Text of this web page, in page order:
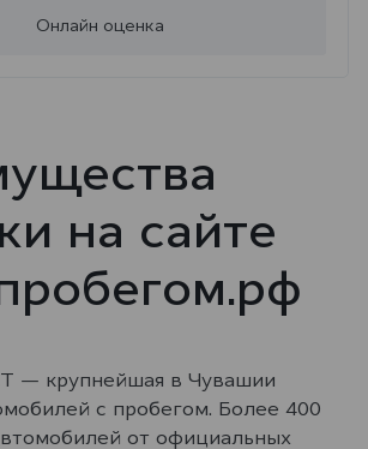
Онлайн оценка
на сайте
— крупнейшая в Чувашии
с пробегом. Более 400
от официальных